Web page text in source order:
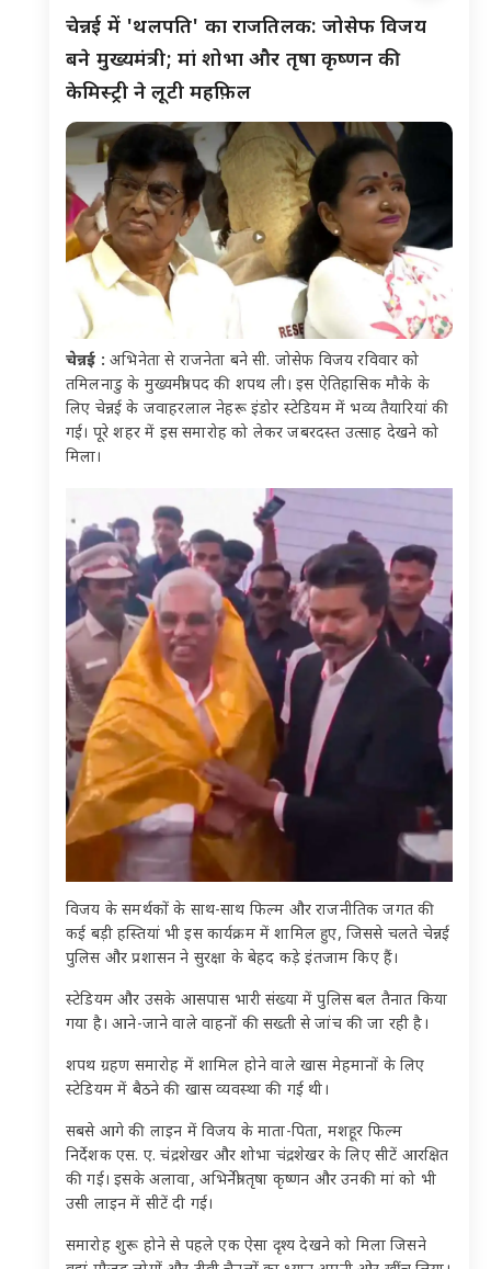
चेन्नई में 'थलपति' का राजतिलक: जोसेफ विजय
बने मुख्यमंत्री; मां शोभा और तृषा कृष्णन की
केमिस्ट्री ने लूटी महफ़िल
चेन्नई :अभिनेता से राजनेता बने सी. जोसेफ विजय रविवार को
तमिलनाडु के मुख्यमंत्री पद की शपथ ली। इस ऐतिहासिक मौके के
लिए चेन्नई के जवाहरलाल नेहरू इंडोर स्टेडियम में भव्य तैयारियां की
गई। पूरे शहर में इस समारोह को लेकर जबरदस्त उत्साह देखने को
मिला।
विजय के समर्थकों के साथ-साथ फिल्म और राजनीतिक जगत की
कई बड़ी हस्तियां भी इस कार्यक्रम में शामिल हुए, जिससे चलते चेन्नई
पुलिस और प्रशासन ने सुरक्षा के बेहद कड़े इंतजाम किए हैं।
स्टेडियम और उसके आसपास भारी संख्या में पुलिस बल तैनात किया
गया है। आने-जाने वाले वाहनों की सख्ती से जांच की जा रही है।
शपथ ग्रहण समारोह में शामिल होने वाले खास मेहमानों के लिए
स्टेडियम में बैठने की खास व्यवस्था की गई थी।
सबसे आगे की लाइन में विजय के माता-पिता, मशहूर फिल्म
निर्देशक एस. ए. चंद्रशेखर और शोभा चंद्रशेखर के लिए सीटें आरक्षित
की गई। इसके अलावा, अभिनेत्री तृषा कृष्णन और उनकी मां को भी
उसी लाइन में सीटें दी गई।
समारोह शुरू होने से पहले एक ऐसा दृश्य देखने को मिला जिसने